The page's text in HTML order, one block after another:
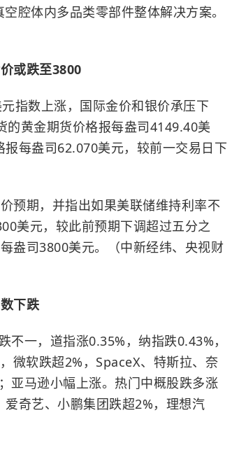
腔体内多品类零部件整体解决方案。
或跌至3800
指数上涨，国际金价和银价承压下
黄金期货价格报每盎司4149.40美
每盎司62.070美元，较前一交易日下
预期，并指出如果美联储维持利率不
美元，较此前预期下调超过五分之
盎司3800美元。（中新经纬、央视财
下跌
一，道指涨0.35%，纳指跌0.43%，
微软跌超2%，SpaceX、特斯拉、奈
亚马逊小幅上涨。热门中概股跌多涨
奇艺、小鹏集团跌超2%，理想汽